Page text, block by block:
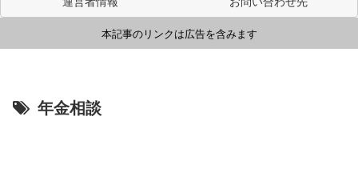
本記事のリンクは広告を含みます
年金相談